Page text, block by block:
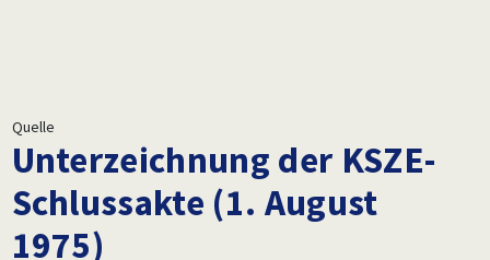
Quelle
Unterzeichnung der KSZE-
Schlussakte (1. August
1975)